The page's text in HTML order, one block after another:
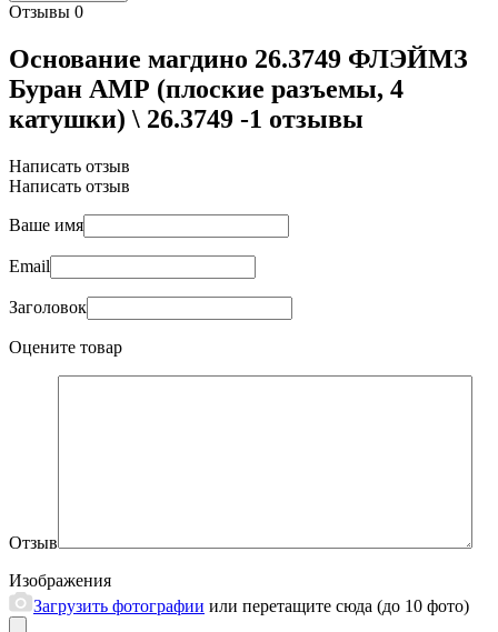
Отзывы 0
Основание магдино 26.3749 ФЛЭЙМЗ
Буран АМР (плоские разъемы, 4
катушки) \ 26.3749 -1 отзывы
Написать отзыв
Написать отзыв
Ваше имя
Email
Заголовок
Оцените товар
Отзыв
Изображения
Загрузить фотографии или перетащите сюда (до 10 фото)